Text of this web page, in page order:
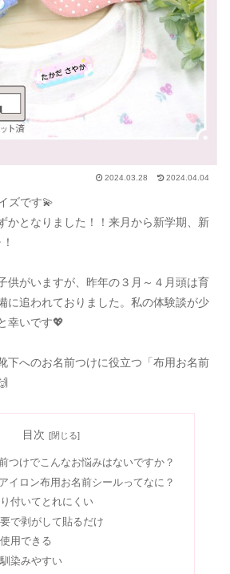
2024.03.28 2024.04.04
ズです💫
かとなりました！！来月から新学期、新
供がいますが、昨年の３月～４月頭は育
に追われておりました。私の体験談が少
幸いです💖
下へのお名前つけに役立つ「布用お名前
目次
つけでこんなお悩みはないですか？
イロン布用お名前シールってなに？
付いてとれにくい
で剥がして貼るだけ
用できる
染みやすい